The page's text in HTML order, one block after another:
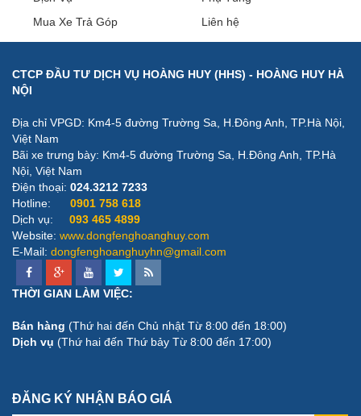
Mua Xe Trả Góp
Liên hệ
CTCP ĐẦU TƯ DỊCH VỤ HOÀNG HUY (HHS) - HOÀNG HUY HÀ
NỘI
Địa chỉ VPGD: Km4-5 đường Trường Sa, H.Đông Anh, TP.Hà Nội,
Việt Nam
Bãi xe trưng bày: ​Km4-5 đường Trường Sa, H.Đông Anh, TP.Hà
Nội, Việt Nam
Điện thoại: 024.3212 7233
Hotline: 0901 758 618
Dịch vụ: 093 465 4899
Website: www.dongfenghoanghuy.com
E-Mail: dongfenghoanghuyhn@gmail.com
THỜI GIAN LÀM VIỆC:
Bán hàng (Thứ hai đến Chủ nhật Từ 8:00 đến 18:00)
Dịch vụ (Thứ hai đến Thứ bảy Từ 8:00 đến 17:00)
ĐĂNG KÝ NHẬN BÁO GIÁ